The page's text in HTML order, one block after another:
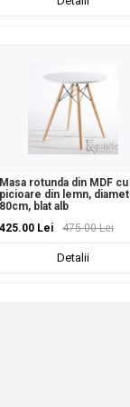
Masa rotunda din MDF cu
picioare din lemn,
80cm, blat alb
425.00 Lei
475.00 Lei
Detalii